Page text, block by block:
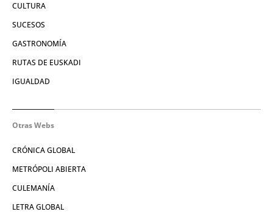
CULTURA
SUCESOS
GASTRONOMÍA
RUTAS DE EUSKADI
IGUALDAD
Otras Webs
CRÓNICA GLOBAL
METRÓPOLI ABIERTA
CULEMANÍA
LETRA GLOBAL